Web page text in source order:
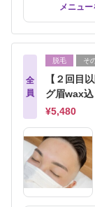
メニュー
全
員
脱毛 そ
【２回目
グ眉wax
¥5,480